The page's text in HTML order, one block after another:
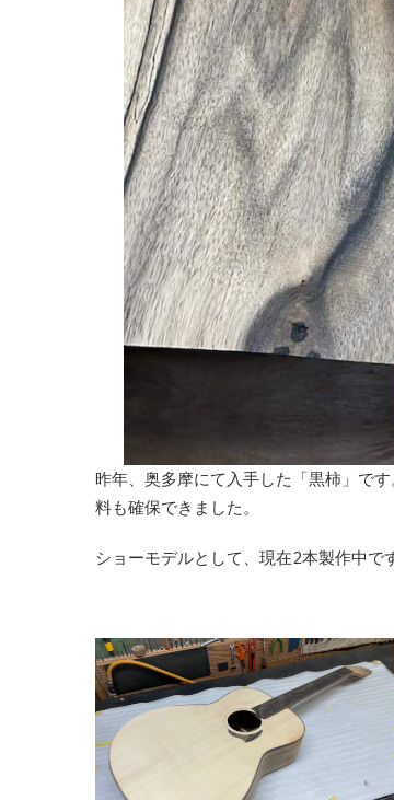
昨年、奥多摩にて入手した「黒柿」で
料も確保できました。
ショーモデルとして、現在2本製作中です